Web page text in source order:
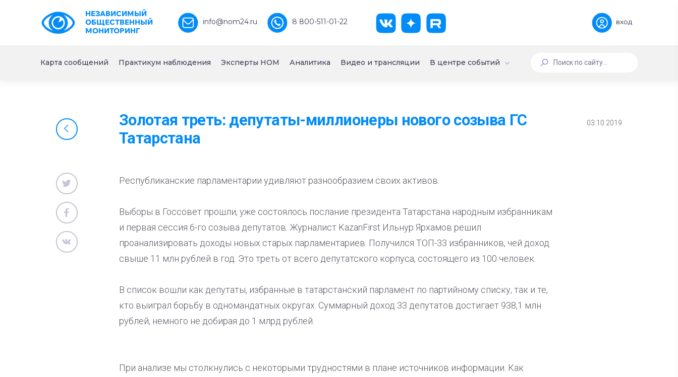
НЕЗАВИСИМЫЙ
ОБЩЕСТВЕННЫЙ
МОНИТОРИНГ
info@nom24.ru 8 800-511-01-22 вход
Карта сообщений Практикум наблюдения Эксперты НОМ Аналитика Видео и трансляции В центре событий
Золотая треть: депутаты-миллионеры нового созыва ГС
Татарстана
03.10.2019
Республиканские парламентарии удивляют разнообразием своих активов.
Выборы в Госсовет прошли, уже состоялось послание президента Татарстана народным избранникам
и первая сессия 6-го созыва депутатов. Журналист KazanFirst Ильнур Ярхамов решил
проанализировать доходы новых старых парламентариев. Получился ТОП-33 избранников, чей доход
свыше 11 млн рублей в год. Это треть от всего депутатского корпуса, состоящего из 100 человек.
В список вошли как депутаты, избранные в татарстанский парламент по партийному списку, так и те,
кто выиграл борьбу в одномандатных округах. Суммарный доход 33 депутатов достигает 938,1 млн
рублей, немного не добирая до 1 млрд рублей.
При анализе мы столкнулись с некоторыми трудностями в плане источников информации. Как